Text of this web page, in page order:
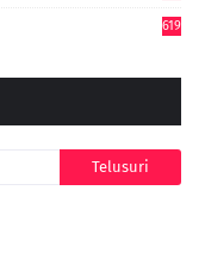
619